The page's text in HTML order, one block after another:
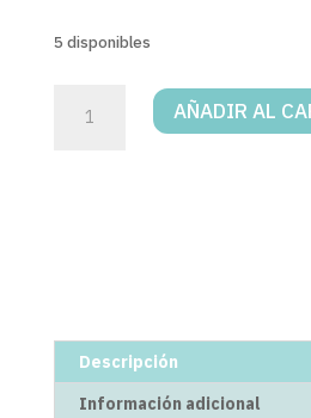
5 disponibles
AÑADIR AL
Descripción
Información adicional